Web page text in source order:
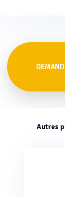
Autres